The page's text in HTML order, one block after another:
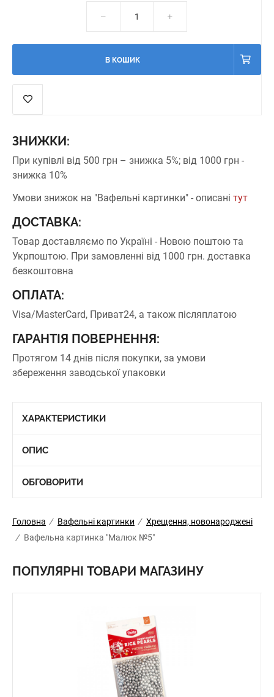
В КОШИК
ЗНИЖКИ:
При купівлі від 500 грн – знижка 5%; від 1000 грн -
знижка 10%
Умови знижок на "Вафельні картинки" - описані тут
ДОСТАВКА:
Товар доставляємо по Україні - Новою поштою та
Укрпоштою. При замовленні від 1000 грн. доставка
безкоштовна
ОПЛАТА:
Visa/MasterCard, Приват24, а також післяплатою
ГАРАНТІЯ ПОВЕРНЕННЯ:
Протягом 14 днів після покупки, за умови
збереження заводської упаковки
ХАРАКТЕРИСТИКИ
ОПИС
ОБГОВОРИТИ
Головна / Вафельні картинки / Хрещення, новонароджені
/ Вафельна картинка "Малюк №5"
ПОПУЛЯРНІ ТОВАРИ МАГАЗИНУ